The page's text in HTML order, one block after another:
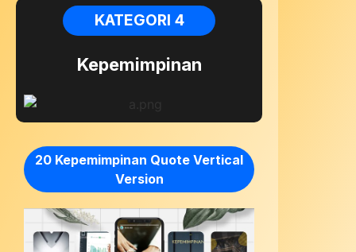
KATEGORI 4
Kepemimpinan
20 Kepemimpinan Quote Vertical
Version